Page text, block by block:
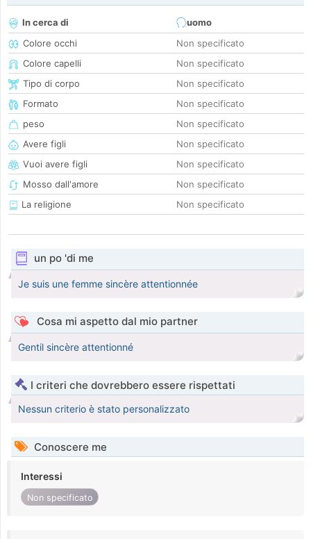
In cerca di
uomo
Colore occhi
Non specificato
Colore capelli
Non specificato
Tipo di corpo
Non specificato
Formato
Non specificato
peso
Non specificato
Avere figli
Non specificato
Vuoi avere figli
Non specificato
Mosso dall'amore
Non specificato
La religione
Non specificato
un po 'di me
Je suis une femme sincère attentionnée
Cosa mi aspetto dal mio partner
Gentil sincère attentionné
I criteri che dovrebbero essere rispettati
Nessun criterio è stato personalizzato
Conoscere me
Interessi
Non specificato